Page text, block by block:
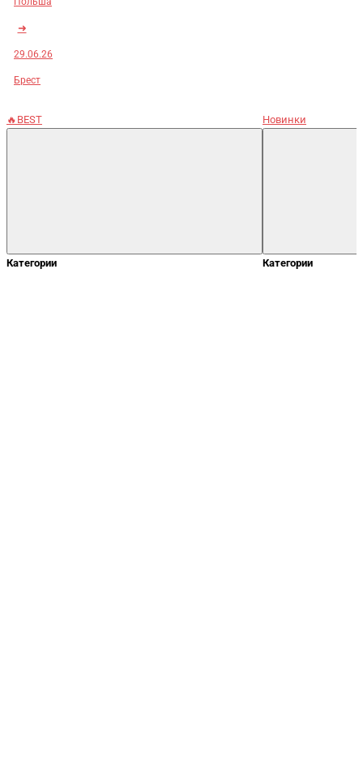
➜
29.06.26
Брест
🔥BEST
Категории
Новинки
Категории